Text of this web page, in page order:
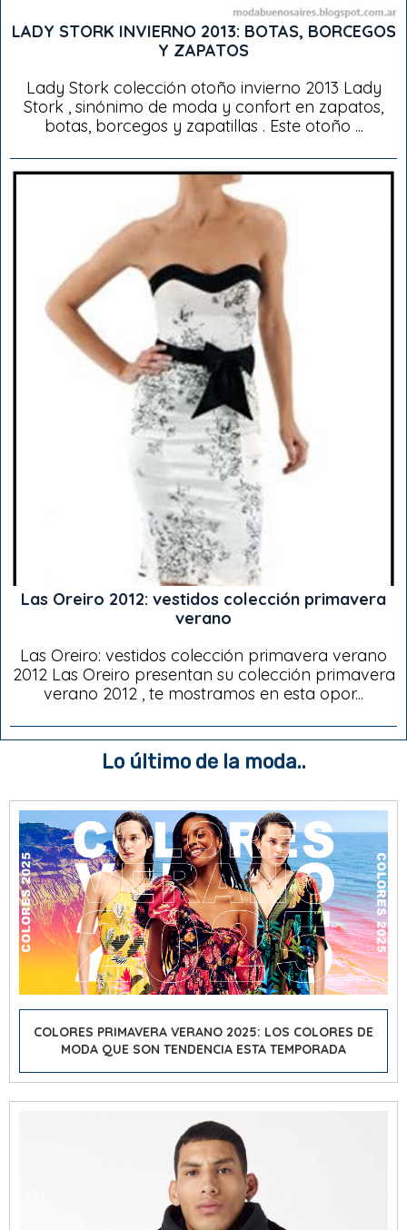
LADY STORK INVIERNO 2013: BOTAS, BORCEGOS
Y ZAPATOS
Lady Stork colección otoño invierno 2013 Lady
Stork , sinónimo de moda y confort en zapatos,
botas, borcegos y zapatillas . Este otoño ...
Las Oreiro 2012: vestidos colección primavera
verano
Las Oreiro: vestidos colección primavera verano
2012 Las Oreiro presentan su colección primavera
verano 2012 , te mostramos en esta opor...
Lo último de la moda..
COLORES PRIMAVERA VERANO 2025: LOS COLORES DE
MODA QUE SON TENDENCIA ESTA TEMPORADA